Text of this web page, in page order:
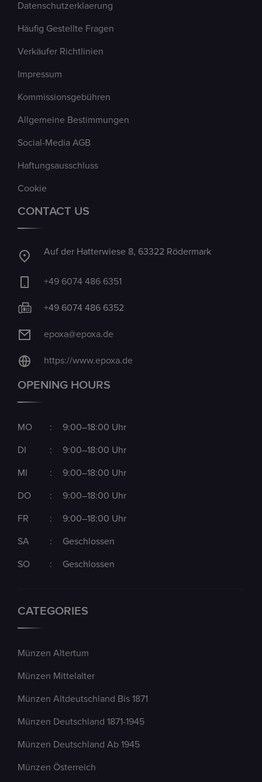
Datenschutzerklaerung
Häufig Gestellte Fragen
Verkäufer Richtlinien
Impressum
Kommissionsgebühren
Allgemeine Bestimmungen
Social-Media AGB
Haftungsausschluss
Cookie
CONTACT US
Auf der Hatterwiese 8, 63322 Rödermark
+49 6074 486 6351
+49 6074 486 6352
epoxa@epoxa.de
https://www.epoxa.de
OPENING HOURS
MO : 9:00–18:00 Uhr
DI : 9:00–18:00 Uhr
MI : 9:00–18:00 Uhr
DO : 9:00–18:00 Uhr
FR : 9:00–18:00 Uhr
SA : Geschlossen
SO : Geschlossen
CATEGORIES
Münzen Altertum
Münzen Mittelalter
Münzen Altdeutschland Bis 1871
Münzen Deutschland 1871-1945
Münzen Deutschland Ab 1945
Münzen Österreich